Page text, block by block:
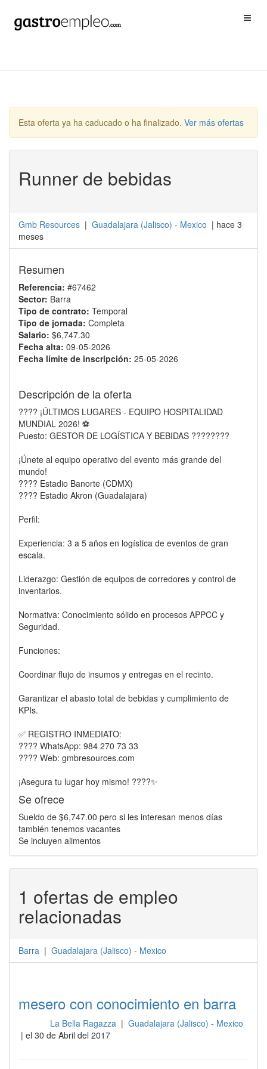
Esta oferta ya ha caducado o ha finalizado. Ver más ofertas
Runner de bebidas
Gmb Resources | Guadalajara (Jalisco) - Mexico | hace 3
meses
Resumen
Referencia: #67462
Sector: Barra
Tipo de contrato: Temporal
Tipo de jornada: Completa
Salario: $6,747.30
Fecha alta: 09-05-2026
Fecha límite de inscripción: 25-05-2026
Descripción de la oferta
???? ¡ÚLTIMOS LUGARES - EQUIPO HOSPITALIDAD
MUNDIAL 2026! ⚽
Puesto: GESTOR DE LOGÍSTICA Y BEBIDAS ????????
¡Únete al equipo operativo del evento más grande del
mundo!
???? Estadio Banorte (CDMX)
???? Estadio Akron (Guadalajara)
Perfil:
Experiencia: 3 a 5 años en logística de eventos de gran
escala.
Liderazgo: Gestión de equipos de corredores y control de
inventarios.
Normativa: Conocimiento sólido en procesos APPCC y
Seguridad.
Funciones:
Coordinar flujo de insumos y entregas en el recinto.
Garantizar el abasto total de bebidas y cumplimiento de
KPIs.
✅ REGISTRO INMEDIATO:
???? WhatsApp: 984 270 73 33
???? Web: gmbresources.com
¡Asegura tu lugar hoy mismo! ????✨
Se ofrece
Sueldo de $6,747.00 pero si les interesan menos días
también tenemos vacantes
Se incluyen alimentos
1 ofertas de empleo
relacionadas
Barra | Guadalajara (Jalisco) - Mexico
mesero con conocimiento en barra
La Bella Ragazza | Guadalajara (Jalisco) - Mexico
| el 30 de Abril del 2017